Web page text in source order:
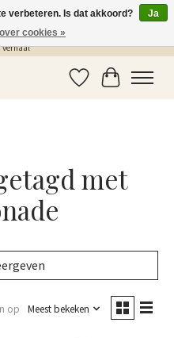
dé plek voor MONIN siropen, bar
verhaal
Verlanglijst
met
op Meest bekeken
verbeteren. Is dat akkoord?
Ja
cookies »